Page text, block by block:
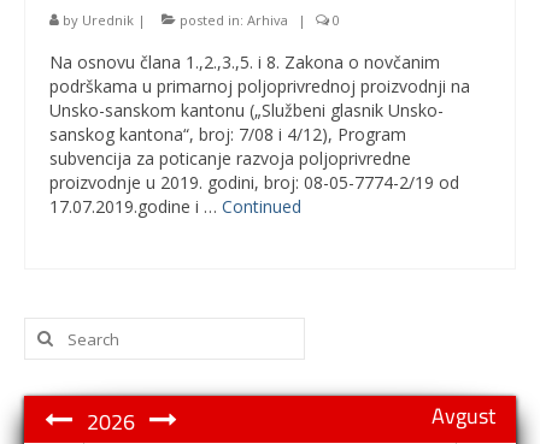
by Urednik | posted in: Arhiva | 0
Na osnovu člana 1.,2.,3.,5. i 8. Zakona o novčanim
podrškama u primarnoj poljoprivrednoj proizvodnji na
Unsko-sanskom kantonu („Službeni glasnik Unsko-
sanskog kantona“, broj: 7/08 i 4/12), Program
subvencija za poticanje razvoja poljoprivredne
proizvodnje u 2019. godini, broj: 08-05-7774-2/19 od
17.07.2019.godine i … Continued
Search
for:
Avgust
2026